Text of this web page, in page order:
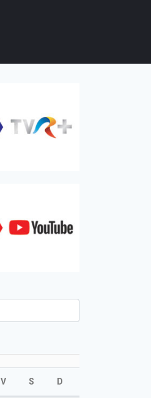
V S D